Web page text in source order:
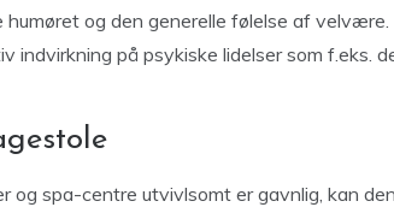
og den generelle følelse af velvære.
indvirkning på psykiske lidelser som f.eks.
og spa-centre utvivlsomt er gavnlig, kan